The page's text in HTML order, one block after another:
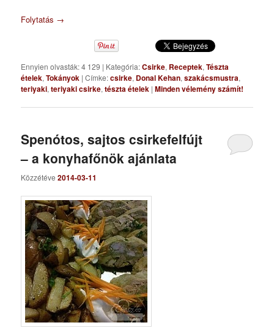
Folytatás →
Ennyien olvasták: 4 129 | Kategória:Csirke, Receptek,Tészta
ételek,Tokányok |Címke:csirke, Donal Kehan,szakácsmustra,
teriyaki,teriyaki csirke,tészta ételek |Minden vélemény számít!
Spenótos, sajtos csirkefelfújt
– a konyhafőnök ajánlata
Közzétéve2014-03-11